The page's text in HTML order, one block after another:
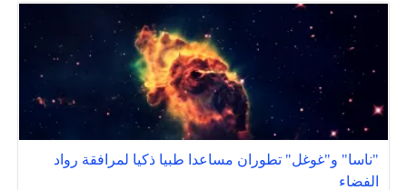
"ناسا" و"غوغل" تطوران مساعدا طبيا ذكيا لمرافقة رواد
الفضاء